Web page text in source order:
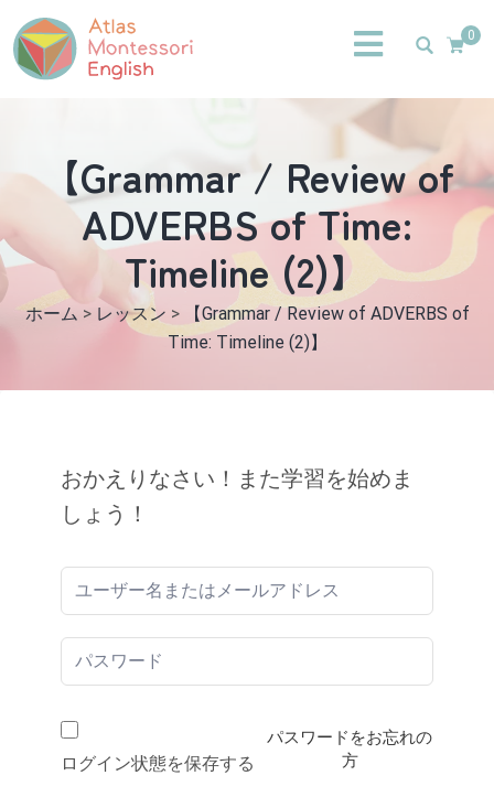
0
【Grammar / Review of
ADVERBS of Time:
Timeline (2)】
ホーム > レッスン >
【Grammar / Review of ADVERBS of
Time: Timeline (2)】
おかえりなさい！また学習を始めま
しょう！
ログイン状態を保存する
パスワードをお忘れの
方